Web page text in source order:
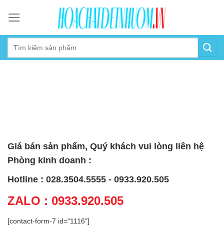
content
Giá bán sản phẩm, Quý khách vui lòng liên hệ
Phòng kinh doanh :
Hotline : 028.3504.5555 - 0933.920.505
ZALO : 0933.920.505
[contact-form-7 id="1116"]